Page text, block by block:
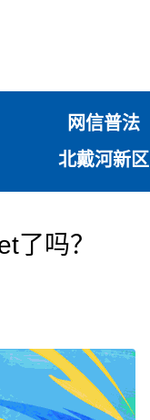
网信普法
北戴河新区
了吗？